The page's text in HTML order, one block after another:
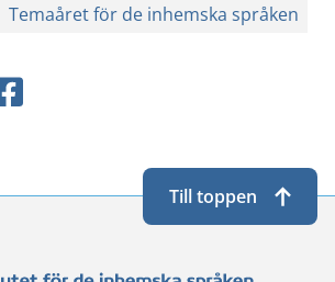
Temaåret för de inhemska språken
Jaa
Till toppen